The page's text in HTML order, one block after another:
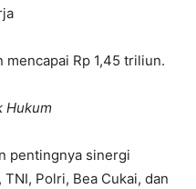
Rp 1,45 triliun.
Hukum
pentingnya sinergi
Polri, Bea Cukai, dan